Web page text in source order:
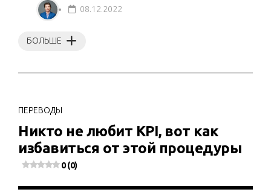
БОЛЬШЕ
08.12.2022
ПЕРЕВОДЫ
Никто не любит KPI, вот как
избавиться от этой процедуры
0 (0)